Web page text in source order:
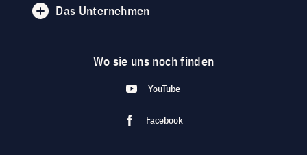
Das Unternehmen
Wo sie uns noch finden
YouTube
Facebook